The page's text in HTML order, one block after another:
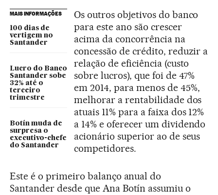
MAIS INFORMAÇÕES
100 dias de
vertigem no
Santander
Lucro do Banco
Santander sobe
32% até o
terceiro
trimestre
Botín muda de
surpresa o
executivo-chefe
do Santander
Os outros objetivos do banco
para este ano são crescer
acima da concorrência na
concessão de crédito, reduzir a
relação de eficiência (custo
sobre lucros), que foi de 47%
em 2014, para menos de 45%,
melhorar a rentabilidade dos
atuais 11% para a faixa dos 12%
a 14% e oferecer um dividendo
acionário superior ao de seus
competidores.
Este é o primeiro balanço anual do
Santander desde que Ana Botín assumiu o